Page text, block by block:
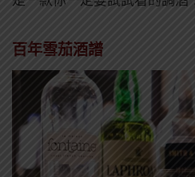
百年雪茄酒譜